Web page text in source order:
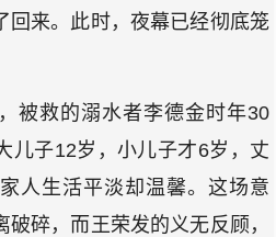
回来。此时，夜幕已经彻底笼
被救的溺水者李德金时年30
儿子12岁，小儿子才6岁，丈
人生活平淡却温馨。这场意
碎，而王荣发的义无反顾，